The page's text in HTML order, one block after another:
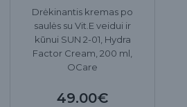
Drėkinantis kremas po
saulės su Vit.E veidui ir
kūnui SUN 2-01, Hydra
Factor Cream, 200 ml,
OCare
49.00€